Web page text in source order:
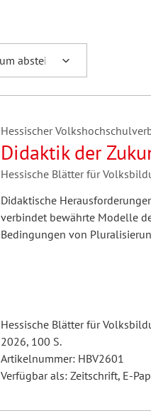
Hessischer
Didaktik der
Hessische Blätter für
Didaktische
verbindet bewährte Modelle
Bedingungen von
Hessische Blätter für
2026, 100 S.
Artikelnummer: HBV2601
Verfügbar als: Zeitschrift, E-